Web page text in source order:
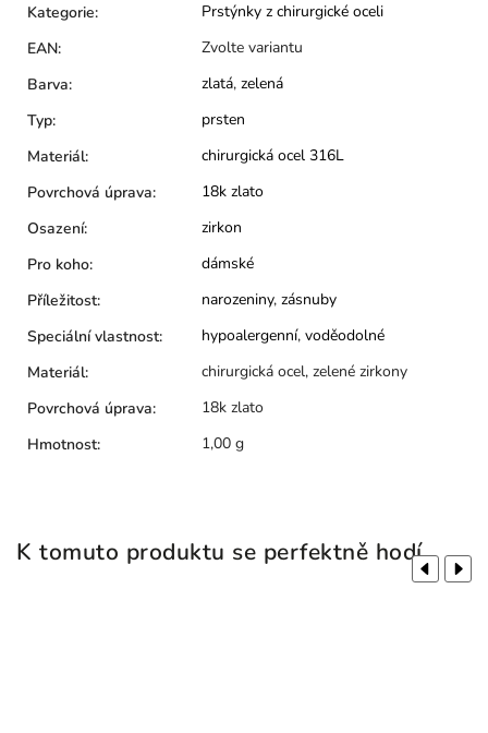
Kategorie:
Prstýnky z chirurgické oceli
EAN:
Zvolte variantu
Barva: zlatá, zelená
Typ:
prsten
Materiál:
chirurgická ocel 316L
Povrchová úprava:
18k zlato
Osazení:
zirkon
Pro koho:
dámské
Příležitost: narozeniny, zásnuby
Speciální vlastnost: hypoalergenní, voděodolné
Materiál:
chirurgická ocel, zelené zirkony
Povrchová úprava:
18k zlato
Hmotnost: 1,00 g
K tomuto produktu se perfektně hodí
Previous Next